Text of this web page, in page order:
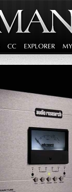
CC EXPLORER